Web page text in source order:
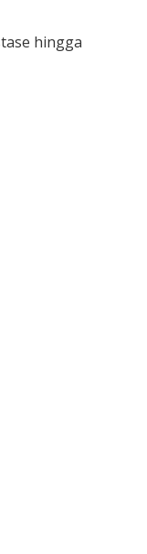
hingga